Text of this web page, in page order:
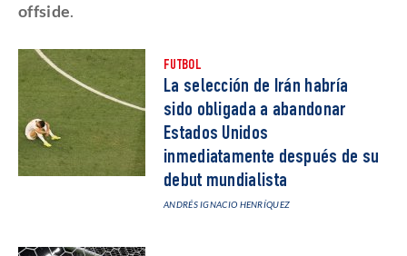
offside.
FUTBOL
La selección de Irán habría
sido obligada a abandonar
Estados Unidos
inmediatamente después de su
debut mundialista
ANDRÉS IGNACIO HENRÍQUEZ